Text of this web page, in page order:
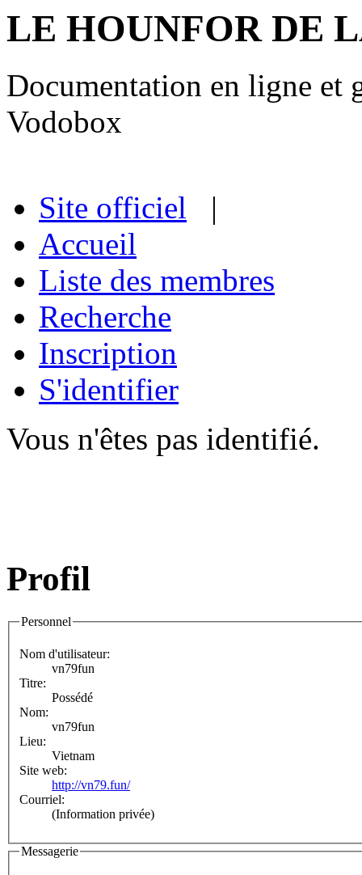
LE HOUNFOR DE
Documentation en ligne et
Vodobox
Site officiel |
Accueil
Liste des membres
Recherche
Inscription
S'identifier
Vous n'êtes pas identifié.
Profil
Personnel
Nom d'utilisateur:
vn79fun
Titre:
Possédé
Nom:
vn79fun
Lieu:
Vietnam
Site web:
http://vn79.fun/
Courriel:
(Information privée)
Messagerie